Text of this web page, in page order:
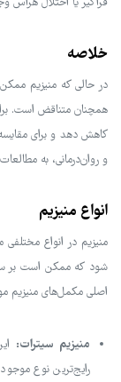
خلاصه
در حالی که منیزیم
همچنان متناقض است.
کاهش دهد و برای مقایسه
و روان‌درمانی، به
انواع منیزیم
منیزیم در انواع
شود که ممکن است بر
اصلی مکمل‌های منیزیم
منیزیم سیترات:
رایج‌ترین نوع